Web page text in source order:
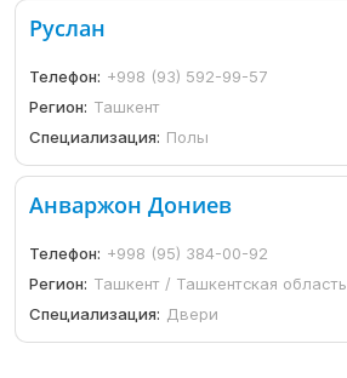
Руслан
Телефон: +998 (93) 592-99-57
Регион: Ташкент
Специализация: Полы
Анваржон Дониев
Телефон: +998 (95) 384-00-92
Регион: Ташкент / Ташкентская область
Специализация: Двери